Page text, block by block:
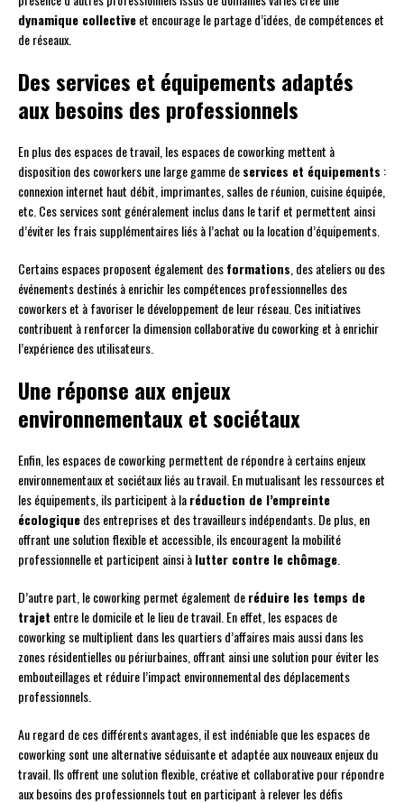
dynamique collectiveet encourage le partage d’idées, de compétences et
de réseaux.
Des services et équipements adaptés
aux besoins des professionnels
En plus des espaces de travail, les espaces de coworking mettent à
disposition des coworkers une large gamme deservices et équipements :
connexion internet haut débit, imprimantes, salles de réunion, cuisine équipée,
etc. Ces services sont généralement inclus dans le tarif et permettent ainsi
d’éviter les frais supplémentaires liés à l’achat ou la location d’équipements.
Certains espaces proposent également desformations , des ateliers ou des
événements destinés à enrichir les compétences professionnelles des
coworkers et à favoriser le développement de leur réseau. Ces initiatives
contribuent à renforcer la dimension collaborative du coworking et à enrichir
l’expérience des utilisateurs.
Une réponse aux enjeux
environnementaux et sociétaux
Enfin, les espaces de coworking permettent de répondre à certains enjeux
environnementaux et sociétaux liés au travail. En mutualisant les ressources et
les équipements, ils participent à laréduction de l’empreinte
écologiquedes entreprises et des travailleurs indépendants. De plus, en
offrant une solution flexible et accessible, ils encouragent la mobilité
professionnelle et participent ainsi àlutter contre le chômage
D’autre part, le coworking permet également deréduire les temps de
trajet entre le domicile et le lieu de travail. En effet, les espaces de
coworking se multiplient dans les quartiers d’affaires mais aussi dans les
zones résidentielles ou périurbaines, offrant ainsi une solution pour éviter les
embouteillages et réduire l’impact environnemental des déplacements
professionnels.
Au regard de ces différents avantages, il est indéniable que les espaces de
coworking sont une alternative séduisante et adaptée aux nouveaux enjeux du
travail. Ils offrent une solution flexible, créative et collaborative pour répondre
aux besoins des professionnels tout en participant à relever les défis